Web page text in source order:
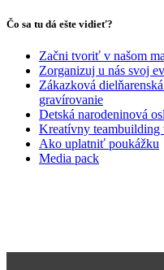
Čo sa tu dá ešte vidieť?
Začni tvoriť v našom
Zorganizuj u nás svoj
Zákazková
gravírovanie
Detská narodeninová
Kreatívny teambuilding
Ako uplatniť poukážku
Media pack